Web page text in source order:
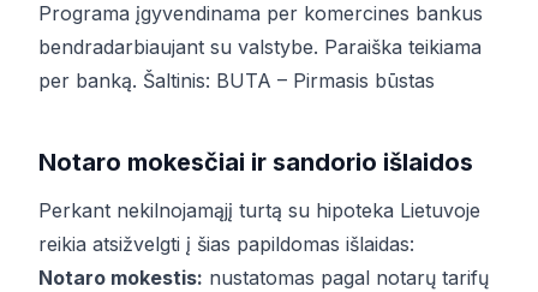
Programa įgyvendinama per komercines bankus
bendradarbiaujant su valstybe. Paraiška teikiama
per banką. Šaltinis: BUTA – Pirmasis būstas
Notaro mokesčiai ir sandorio išlaidos
Perkant nekilnojamąjį turtą su hipoteka Lietuvoje
reikia atsižvelgti į šias papildomas išlaidas:
Notaro mokestis: nustatomas pagal notarų tarifų